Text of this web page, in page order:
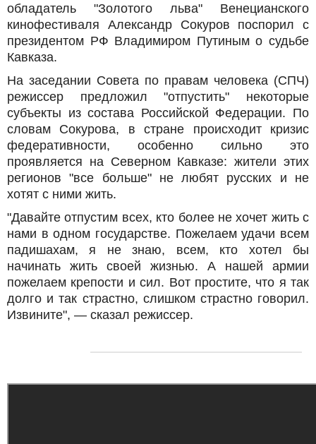
обладатель "Золотого льва" Венецианского
кинофестиваля Александр Сокуров поспорил с
президентом РФ Владимиром Путиным о судьбе
Кавказа.
На заседании Совета по правам человека (СПЧ)
режиссер предложил "отпустить" некоторые
субъекты из состава Российской Федерации. По
словам Сокурова, в стране происходит кризис
федеративности, особенно сильно это
проявляется на Северном Кавказе: жители этих
регионов "все больше" не любят русских и не
хотят с ними жить.
"Давайте отпустим всех, кто более не хочет жить с
нами в одном государстве. Пожелаем удачи всем
падишахам, я не знаю, всем, кто хотел бы
начинать жить своей жизнью. А нашей армии
пожелаем крепости и сил. Вот простите, что я так
долго и так страстно, слишком страстно говорил.
Извините", — сказал режиссер.